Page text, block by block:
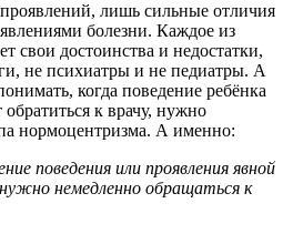
лишь сильные отличия
болезни. Каждое из
свои достоинства и недостатки,
не психиатры и не педиатры. А
когда поведение ребёнка
обратиться к врачу, нужно
нормоцентризма. А именно:
поведения или проявления явной
немедленно обращаться к